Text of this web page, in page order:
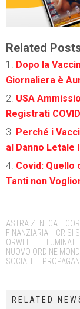
Related
Dopo la
Giornaliera è
USA
Registrati
Perché i
al Danno Letale
Covid: Quello
Tanti non
Tags:
ASTRA ZENECA
FINANZIARIA
CRISI
ORWELL
ILLUMINATI
NUOVO ORDINE
SOCIALE
RELATED